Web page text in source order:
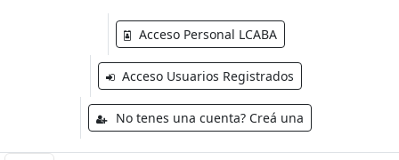
Acceso Personal LCABA
Acceso Usuarios Registrados
No tenes una cuenta? Creá una